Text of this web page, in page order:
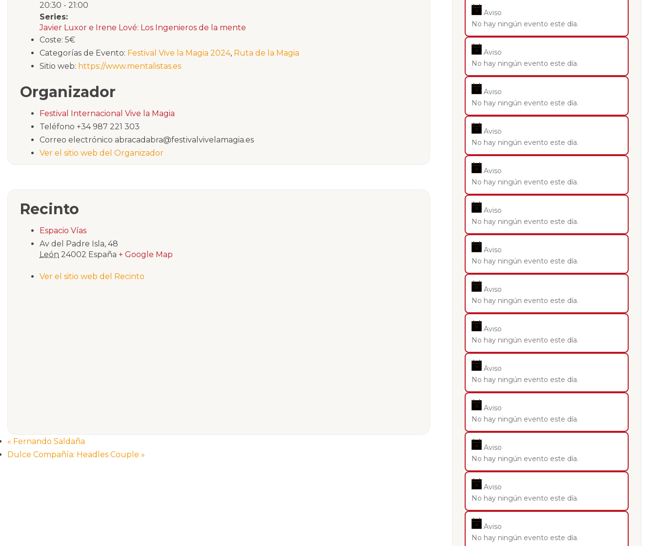
20:30 - 21:00
Series:
Javier Luxor e Irene Lové: Los Ingenieros de la mente
Coste: 5€
Categorías de Evento: Festival Vive la Magia 2024, Ruta de la Magia
Sitio web: https://www.mentalistas.es
Organizador
Festival Internacional Vive la Magia
Teléfono +34 987 221 303
Correo electrónico abracadabra@festivalvivelamagia.es
Ver el sitio web del Organizador
Recinto
Espacio Vías
Av del Padre Isla, 48
León 24002 España + Google Map
Ver el sitio web del Recinto
« Fernando Saldaña
Dulce Compañía: Headles Couple »
Aviso
No hay ningún evento este día.
Aviso
No hay ningún evento este día.
Aviso
No hay ningún evento este día.
Aviso
No hay ningún evento este día.
Aviso
No hay ningún evento este día.
Aviso
No hay ningún evento este día.
Aviso
No hay ningún evento este día.
Aviso
No hay ningún evento este día.
Aviso
No hay ningún evento este día.
Aviso
No hay ningún evento este día.
Aviso
No hay ningún evento este día.
Aviso
No hay ningún evento este día.
Aviso
No hay ningún evento este día.
Aviso
No hay ningún evento este día.